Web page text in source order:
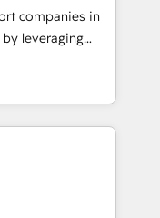
AI agents
companies in
leveraging
Our offer spans
in CRM
design, sales
marketing. With
tech companies
committed to
their